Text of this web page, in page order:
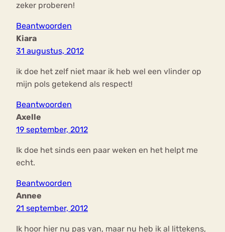
zeker proberen!
Beantwoorden
Kiara
31 augustus, 2012
ik doe het zelf niet maar ik heb wel een vlinder op
mijn pols getekend als respect!
Beantwoorden
Axelle
19 september, 2012
Ik doe het sinds een paar weken en het helpt me
echt.
Beantwoorden
Annee
21 september, 2012
Ik hoor hier nu pas van, maar nu heb ik al littekens,